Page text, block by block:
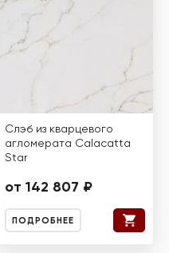
Слэб из кварцевого
агломерата Calacatta
Star
от 142 807 ₽
ПОДРОБНЕЕ